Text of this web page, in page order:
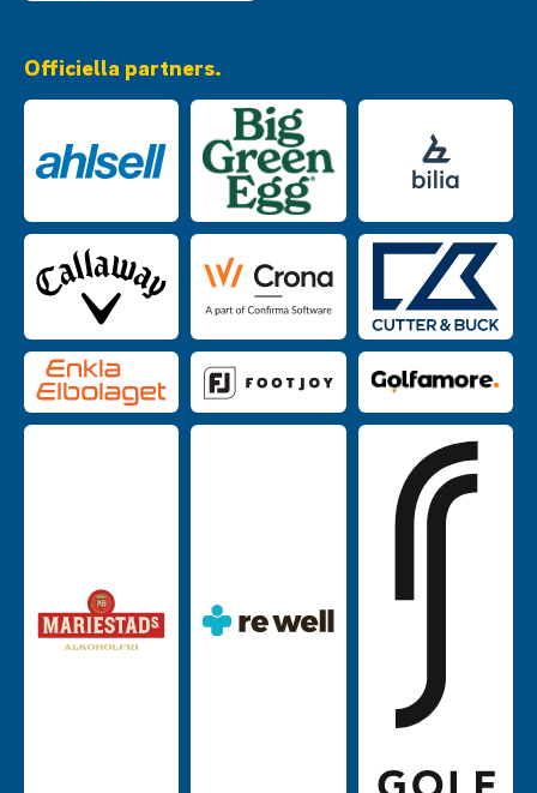
Officiella partners.